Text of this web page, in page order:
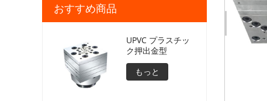
おすすめ商品
UPVC プラスチッ
ク押出金型
もっと